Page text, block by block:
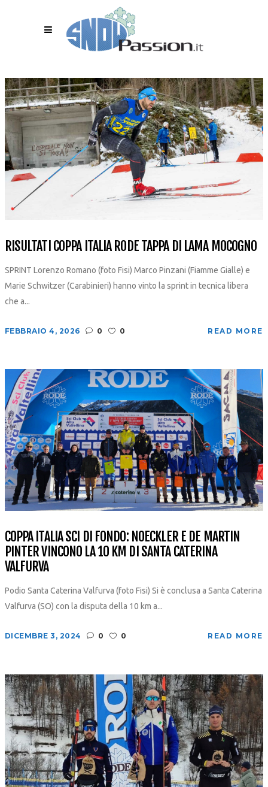
RISULTATI COPPA ITALIA RODE TAPPA DI LAMA MOCOGNO
SPRINT Lorenzo Romano (foto Fisi) Marco Pinzani (Fiamme Gialle) e
Marie Schwitzer (Carabinieri) hanno vinto la sprint in tecnica libera
che a...
FEBBRAIO 4, 2026 0 0 READ MORE
COPPA ITALIA SCI DI FONDO: NOECKLER E DE MARTIN
PINTER VINCONO LA 10 KM DI SANTA CATERINA
VALFURVA
Podio Santa Caterina Valfurva (foto Fisi) Si è conclusa a Santa Caterina
Valfurva (SO) con la disputa della 10 km a...
DICEMBRE 3, 2024 0 0 READ MORE